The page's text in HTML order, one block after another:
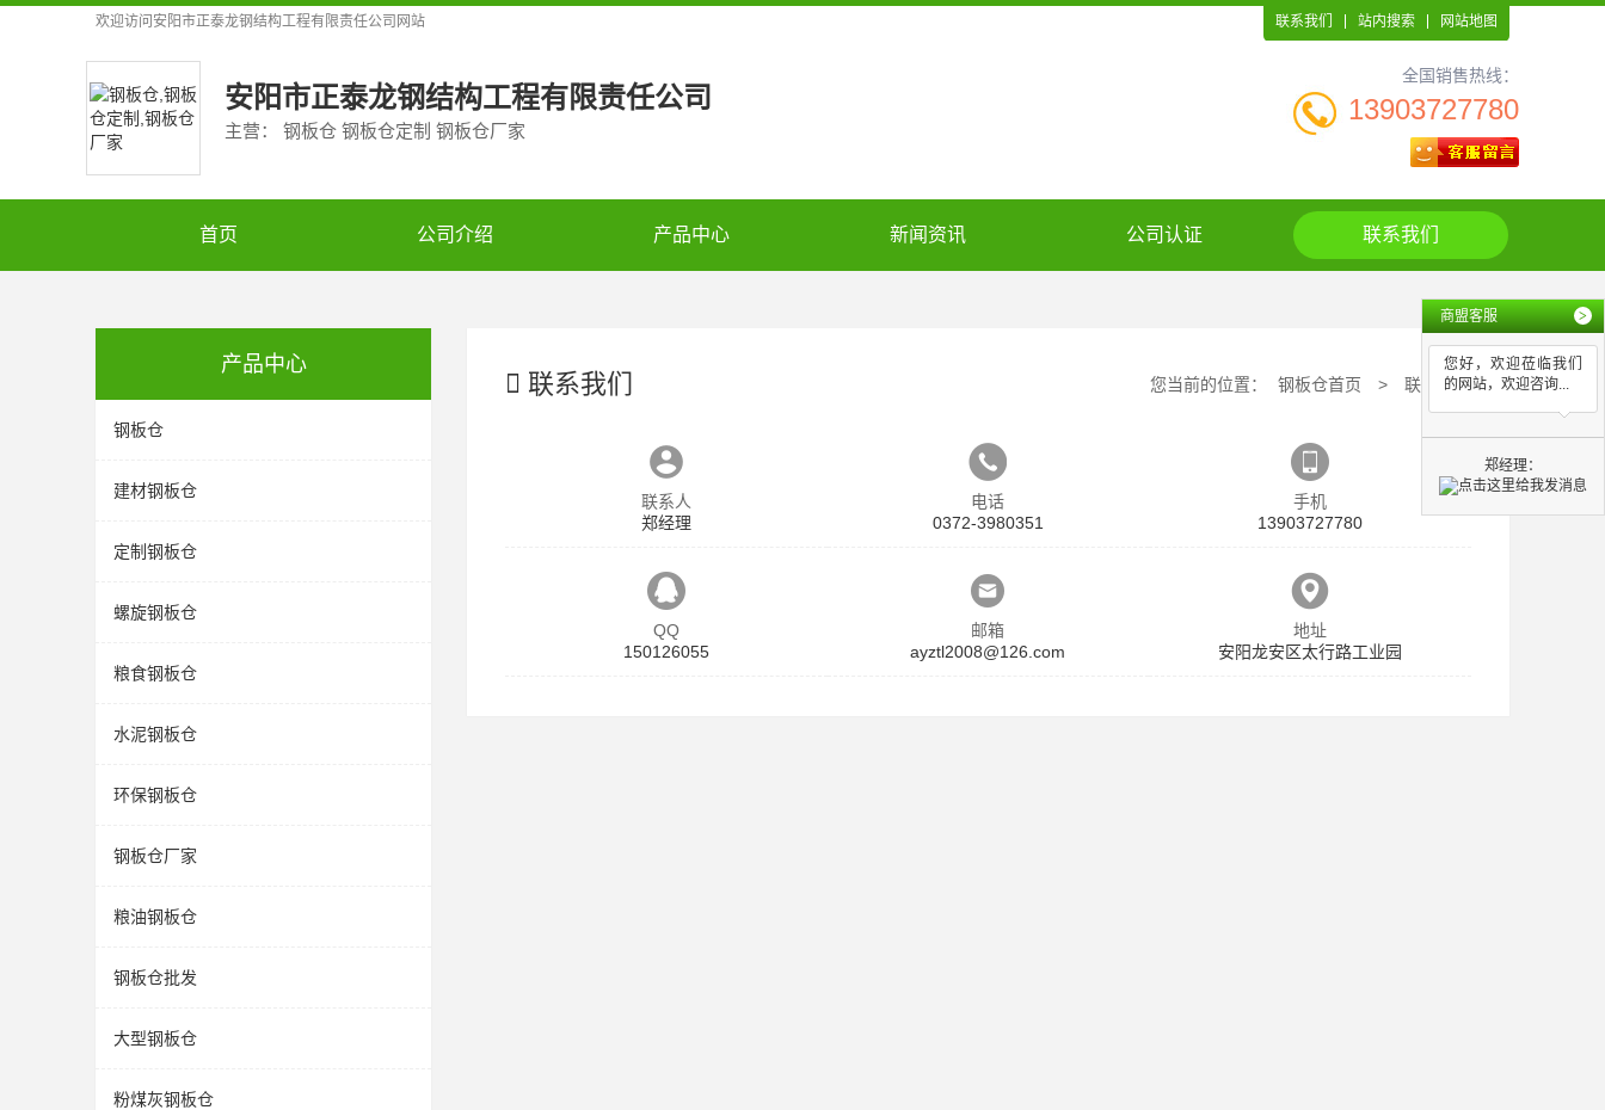
欢迎访问 安阳市正泰龙钢结构工程有限责任公司 网站 联系我们 站内搜索 网站地图
安阳市正泰龙钢结构工程有限责任公司
主营： 钢板仓 钢板仓定制 钢板仓厂家
全国销售热线：
13903727780
首页 公司介绍 产品中心 新闻资讯 公司认证 联系我们
产品中心
钢板仓
建材钢板仓
定制钢板仓
螺旋钢板仓
粮食钢板仓
水泥钢板仓
环保钢板仓
钢板仓厂家
粮油钢板仓
钢板仓批发
大型钢板仓
粉煤灰钢板仓
联系我们 您当前的位置： 钢板仓首页 > 联系我们
联系人
郑经理
电话
0372-3980351
手机
13903727780
QQ
150126055
邮箱
ayztl2008@126.com
地址
安阳龙安区太行路工业园
商盟客服 >
您好，欢迎莅临我们
的网站，欢迎咨询...
郑经理：